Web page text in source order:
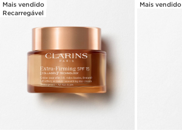
Mais vendido
Recarregável
Mais vendido